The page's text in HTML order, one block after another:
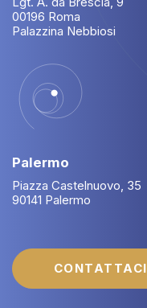
00196 Roma
Palazzina Nebbiosi
Palermo
Piazza Castelnuovo, 35
90141 Palermo
CONTATTACI